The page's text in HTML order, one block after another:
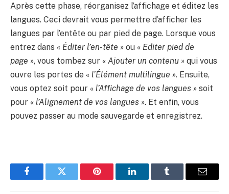
Après cette phase, réorganisez l’affichage et éditez les
langues. Ceci devrait vous permettre d’afficher les
langues par l’entête ou par pied de page. Lorsque vous
entrez dans « Éditer l’en-tête » ou « Editer pied de
page », vous tombez sur « Ajouter un contenu » qui vous
ouvre les portes de « l’Élément multilingue ». Ensuite,
vous optez soit pour « l’Affichage de vos langues » soit
pour « l’Alignement de vos langues ». Et enfin, vous
pouvez passer au mode sauvegarde et enregistrez.
FacebookTwitter Pinterest LinkedInTumblr Email